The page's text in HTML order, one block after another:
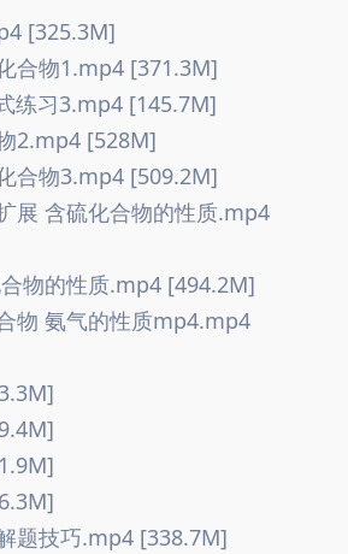
[325.3M]
合物1.mp4 [371.3M]
练习3.mp4 [145.7M]
2.mp4 [528M]
合物3.mp4 [509.2M]
展 含硫化合物的性质.mp4
物的性质.mp4 [494.2M]
物 氨气的性质mp4.mp4
题技巧.mp4 [338.7M]